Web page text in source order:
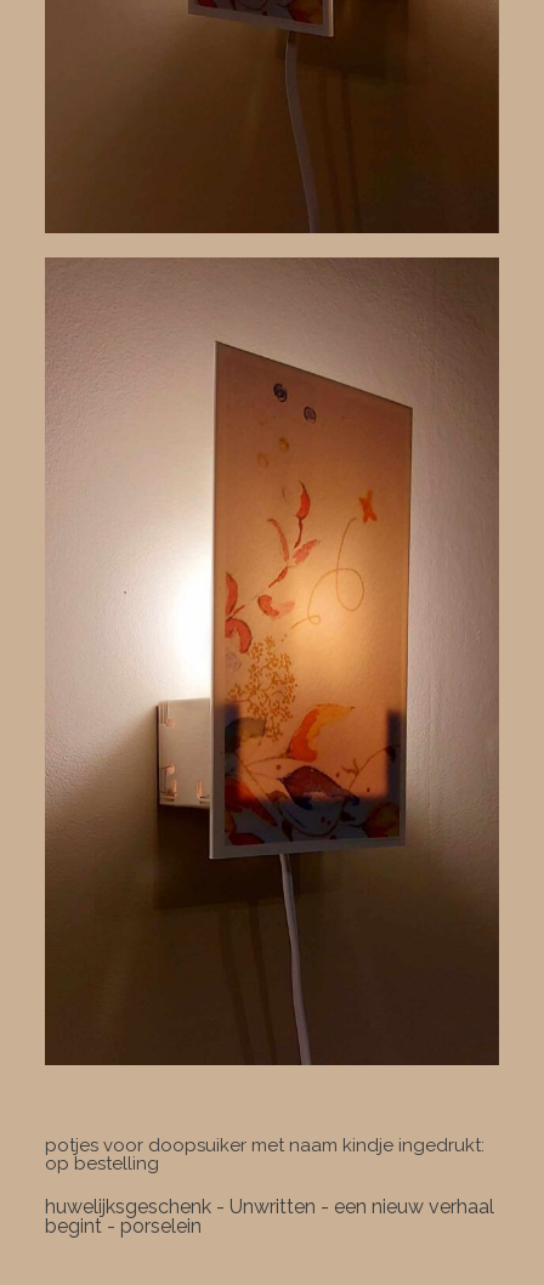
potjes voor doopsuiker met naam kindje ingedrukt:
op bestelling
huwelijksgeschenk - Unwritten - een nieuw verhaal
begint - porselein